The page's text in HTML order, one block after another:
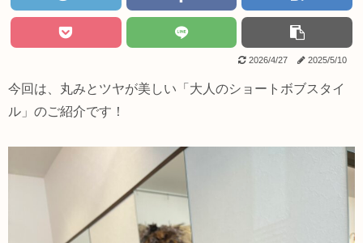
2026/4/27 2025/5/10
今回は、丸みとツヤが美しい「大人のショートボブスタイ
ル」のご紹介です！